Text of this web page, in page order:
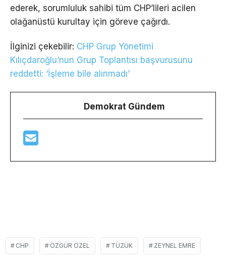
ederek, sorumluluk sahibi tüm CHP’lileri acilen
olağanüstü kurultay için göreve çağırdı.
İlginizi çekebilir: CHP Grup Yönetimi
Kılıçdaroğlu’nun Grup Toplantısı başvurusunu
reddetti: ‘İşleme bile alınmadı’
Demokrat Gündem
CHP ÖZGÜR ÖZEL TÜZÜK ZEYNEL EMRE